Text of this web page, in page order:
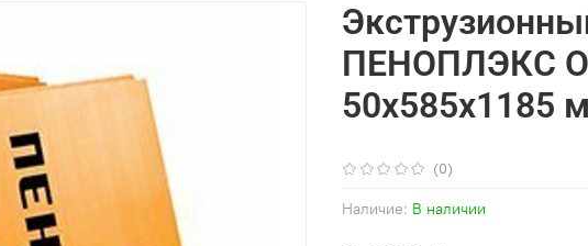
(0)
Наличие: В наличии
ПЕНОПЛЭКС
50х585х1185